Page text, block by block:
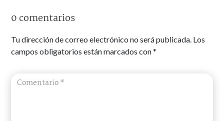
0 comentarios
Tu dirección de correo electrónico no será publicada. Los
campos obligatorios están marcados con*